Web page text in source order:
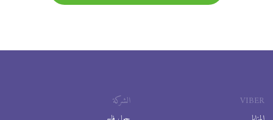
VIBER الشركة